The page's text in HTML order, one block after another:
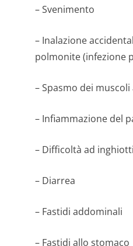
– Svenimento
– Inalazione
polmonite (infezione
– Spasmo dei
– Infiammazione del
– Difficoltà ad
– Diarrea
– Fastidi addominali
– Fastidi allo stomaco